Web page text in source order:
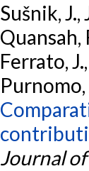
Sušnik, J.,
Quansah,
Ferrato,
Purnomo,
Journal